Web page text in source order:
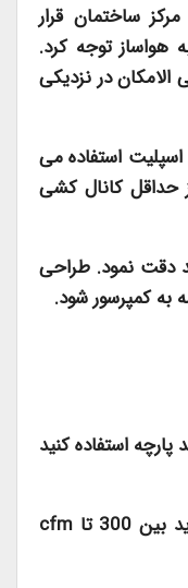
ساختمان قرار
هواساز توجه کرد.
الامکان در نزدیکی
استفاده می
حداقل کانال کشی
دقت نمود. طراحی
به کمپرسور شود.
استفاده کنید
300 تا
cfm